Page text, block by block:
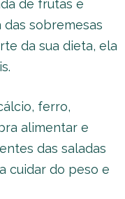
de frutas é
sobremesas
da sua dieta, ela
ferro,
alimentar e
das saladas
cuidar do peso e